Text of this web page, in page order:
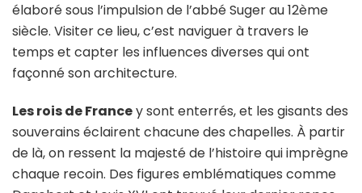
élaboré sous l’impulsion de l’abbé Suger au 12ème
siècle. Visiter ce lieu, c’est naviguer à travers le
temps et capter les influences diverses qui ont
façonné son architecture.
Les rois de Francey sont enterrés, et les gisants des
souverains éclairent chacune des chapelles. À partir
de là, on ressent la majesté de l’histoire qui imprègne
chaque recoin. Des figures emblématiques comme